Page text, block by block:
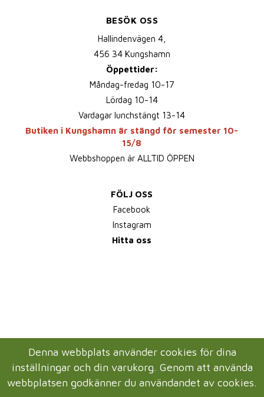
BESÖK OSS
Hallindenvägen 4,
456 34 Kungshamn
Öppettider:
Måndag-fredag 10-17
Lördag 10-14
Vardagar lunchstängt 13-14
Butiken i Kungshamn är stängd för semester 10-
15/8
Webbshoppen är ALLTID ÖPPEN
FÖLJ OSS
Facebook
Instagram
Hitta oss
Denna webbplats använder cookies för dina
inställningar och din varukorg. Genom att använda
webbplatsen godkänner du användandet av cookies.